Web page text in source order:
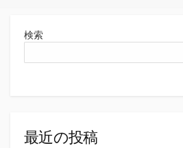
ペ
り
検索
最近の投稿